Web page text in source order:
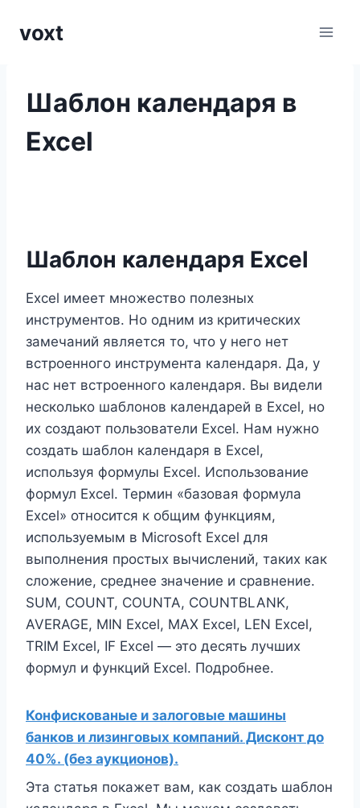
voxt
Шаблон календаря в
Excel
Шаблон календаря Excel
Excel имеет множество полезных
инструментов. Но одним из критических
замечаний является то, что у него нет
встроенного инструмента календаря. Да, у
нас нет встроенного календаря. Вы видели
несколько шаблонов календарей в Excel, но
их создают пользователи Excel. Нам нужно
создать шаблон календаря в Excel,
используя формулы Excel. Использование
формул Excel. Термин «базовая формула
Excel» относится к общим функциям,
используемым в Microsoft Excel для
выполнения простых вычислений, таких как
сложение, среднее значение и сравнение.
SUM, COUNT, COUNTA, COUNTBLANK,
AVERAGE, MIN Excel, MAX Excel, LEN Excel,
TRIM Excel, IF Excel — это десять лучших
формул и функций Excel. Подробнее.
Конфискованые и залоговые машины
банков и лизинговых компаний. Дисконт до
40%. (без аукционов).
Эта статья покажет вам, как создать шаблон